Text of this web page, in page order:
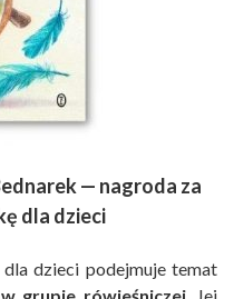
— nagroda za
dla dzieci
dzieci podejmuje temat